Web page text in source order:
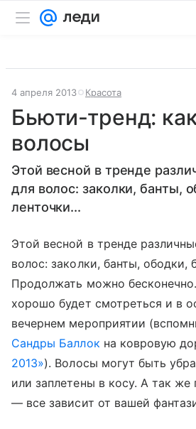
4 апреля 2013 Красота
Бьюти-тренд:
волосы
Этой весной в тренде
для волос: заколки, банты,
ленточки...
Этой весной в тренде
волос: заколки, банты, ободки,
Продолжать можно
хорошо будет смотреться и в
вечернем мероприятии
Сандры Баллок на ковровую
2013»). Волосы могут быть
или заплетены в косу. А так
— все зависит от вашей